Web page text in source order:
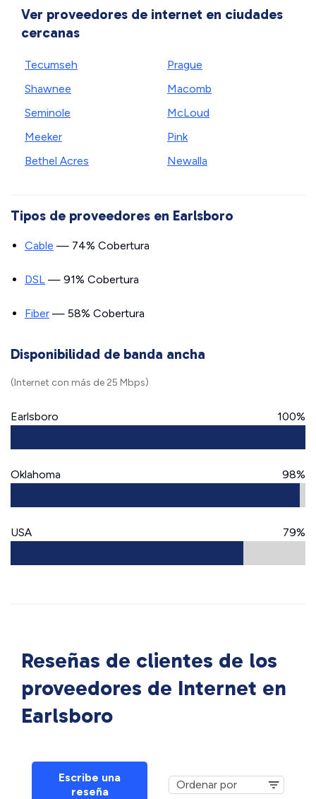
Ver proveedores de internet en ciudades
cercanas
Tecumseh
Shawnee
Seminole
Meeker
Bethel Acres
Prague
Macomb
McLoud
Pink
Newalla
Tipos de proveedores en Earlsboro
Cable — 74% Cobertura
DSL — 91% Cobertura
Fiber — 58% Cobertura
Disponibilidad de banda ancha
(Internet con más de 25 Mbps)
Earlsboro 100%
Oklahoma 98%
USA 79%
Reseñas de clientes de los
proveedores de Internet en
Earlsboro
Escribe una
reseña